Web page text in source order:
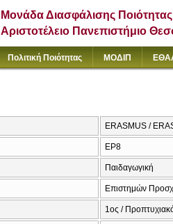
Μονάδα Διασφάλισης Ποιότητας
Αριστοτέλειο Πανεπιστήμιο
Πολιτική Ποιότητας ΜΟΔΙΠ
ERASMUS /
ΕΡ8
Παιδαγωγική
Επιστημών
1ος /